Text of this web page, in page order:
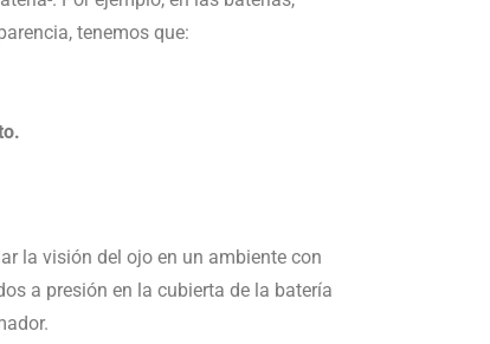
tenemos que:
la visión del ojo en un ambiente con
a presión en la cubierta de la batería